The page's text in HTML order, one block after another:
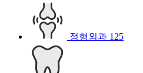
정형외과 125